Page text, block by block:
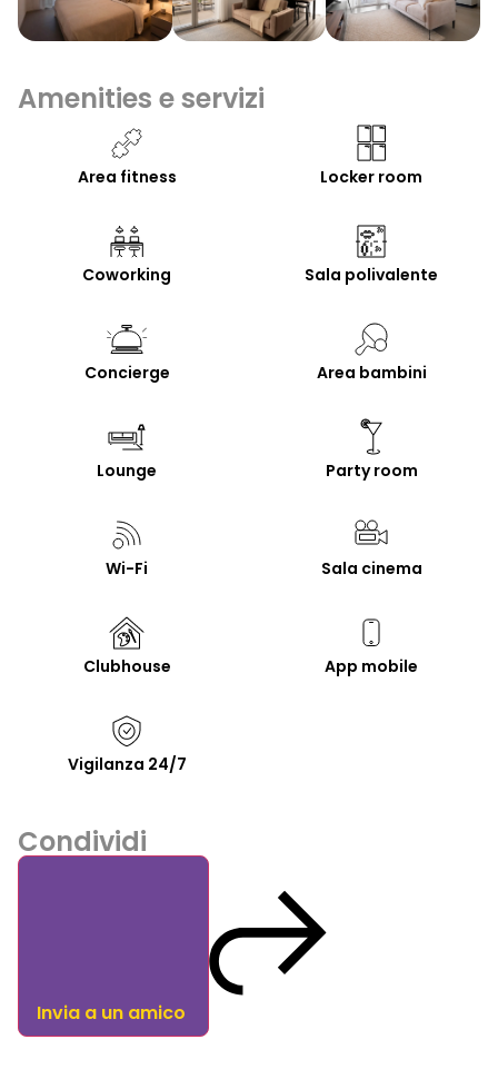
Amenities e servizi
Area fitness Locker room
Coworking Sala polivalente
Concierge Area bambini
Lounge Party room
Wi-Fi Sala cinema
Clubhouse App mobile
Vigilanza 24/7
Condividi
Invia a un amico